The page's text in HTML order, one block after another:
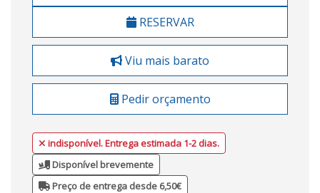
RESERVAR
Viu mais barato
Pedir orçamento
indisponível. Entrega estimada 1-2 dias.
Disponível brevemente
Preço de entrega desde 6,50€